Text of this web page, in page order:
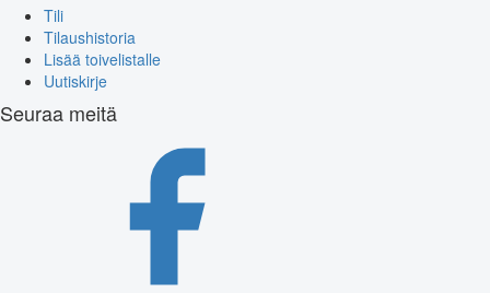
Tili
Tilaushistoria
Lisää toivelistalle
Uutiskirje
Seuraa meitä